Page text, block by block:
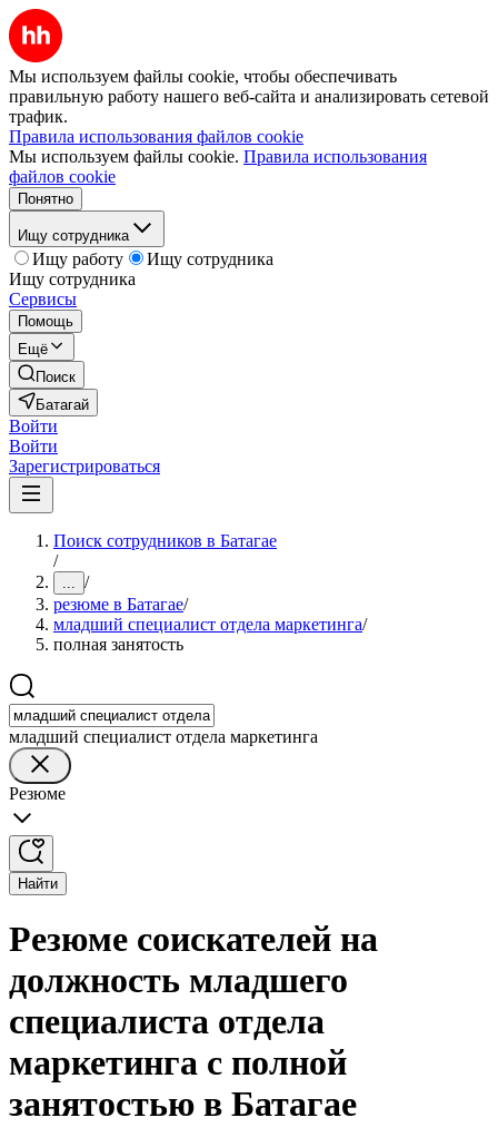
Мы используем файлы cookie, чтобы обеспечивать
правильную работу нашего веб-сайта и анализировать сетевой
трафик.
Правила использования файлов cookie
Мы используем файлы cookie. Правила использования
файлов cookie
Понятно
Ищу сотрудника
Ищу работу
Ищу сотрудника
Ищу сотрудника
Сервисы
Помощь
Ещё
Поиск
Батагай
Войти
Войти
Зарегистрироваться
Поиск сотрудников в Батагае
/
... /
резюме в Батагае/
младший специалист отдела маркетинга/
полная занятость
младший специалист отдела маркетинга
Резюме
Найти
Резюме соискателей на
должность младшего
специалиста отдела
маркетинга с полной
занятостью в Батагае